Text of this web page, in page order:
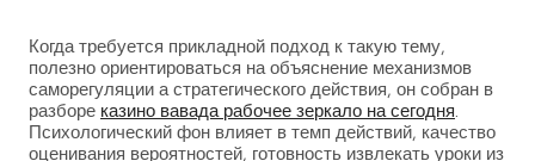
Когда требуется прикладной подход к такую тему,
полезно ориентироваться на объяснение механизмов
саморегуляции а стратегического действия, он собран в
разборе казино вавада рабочее зеркало на сегодня.
Психологический фон влияет в темп действий, качество
оценивания вероятностей, готовность извлекать уроки из